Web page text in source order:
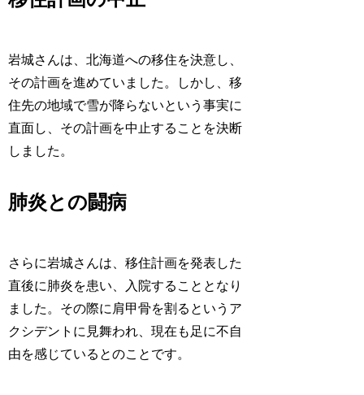
岩城さんは、北海道への移住を決意し、
その計画を進めていました。しかし、移
住先の地域で雪が降らないという事実に
直面し、その計画を中止することを決断
しました。
肺炎との闘病
さらに岩城さんは、移住計画を発表した
直後に肺炎を患い、入院することとなり
ました。その際に肩甲骨を割るというア
クシデントに見舞われ、現在も足に不自
由を感じているとのことです。